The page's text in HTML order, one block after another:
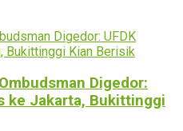
Digedor:
ke Jakarta, Bukittinggi